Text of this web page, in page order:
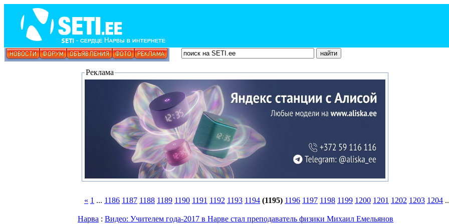
Реклама
« 1 ... 1186 1187 1188 1189 1190 1191 1192 1193 1194 (1195) 1196 1197 1198 1199 1200 1201 1202 1203 1204
Нарва : Видео: Учителем года-2017 в Нарве стал преподаватель физики Михаил Емельянов